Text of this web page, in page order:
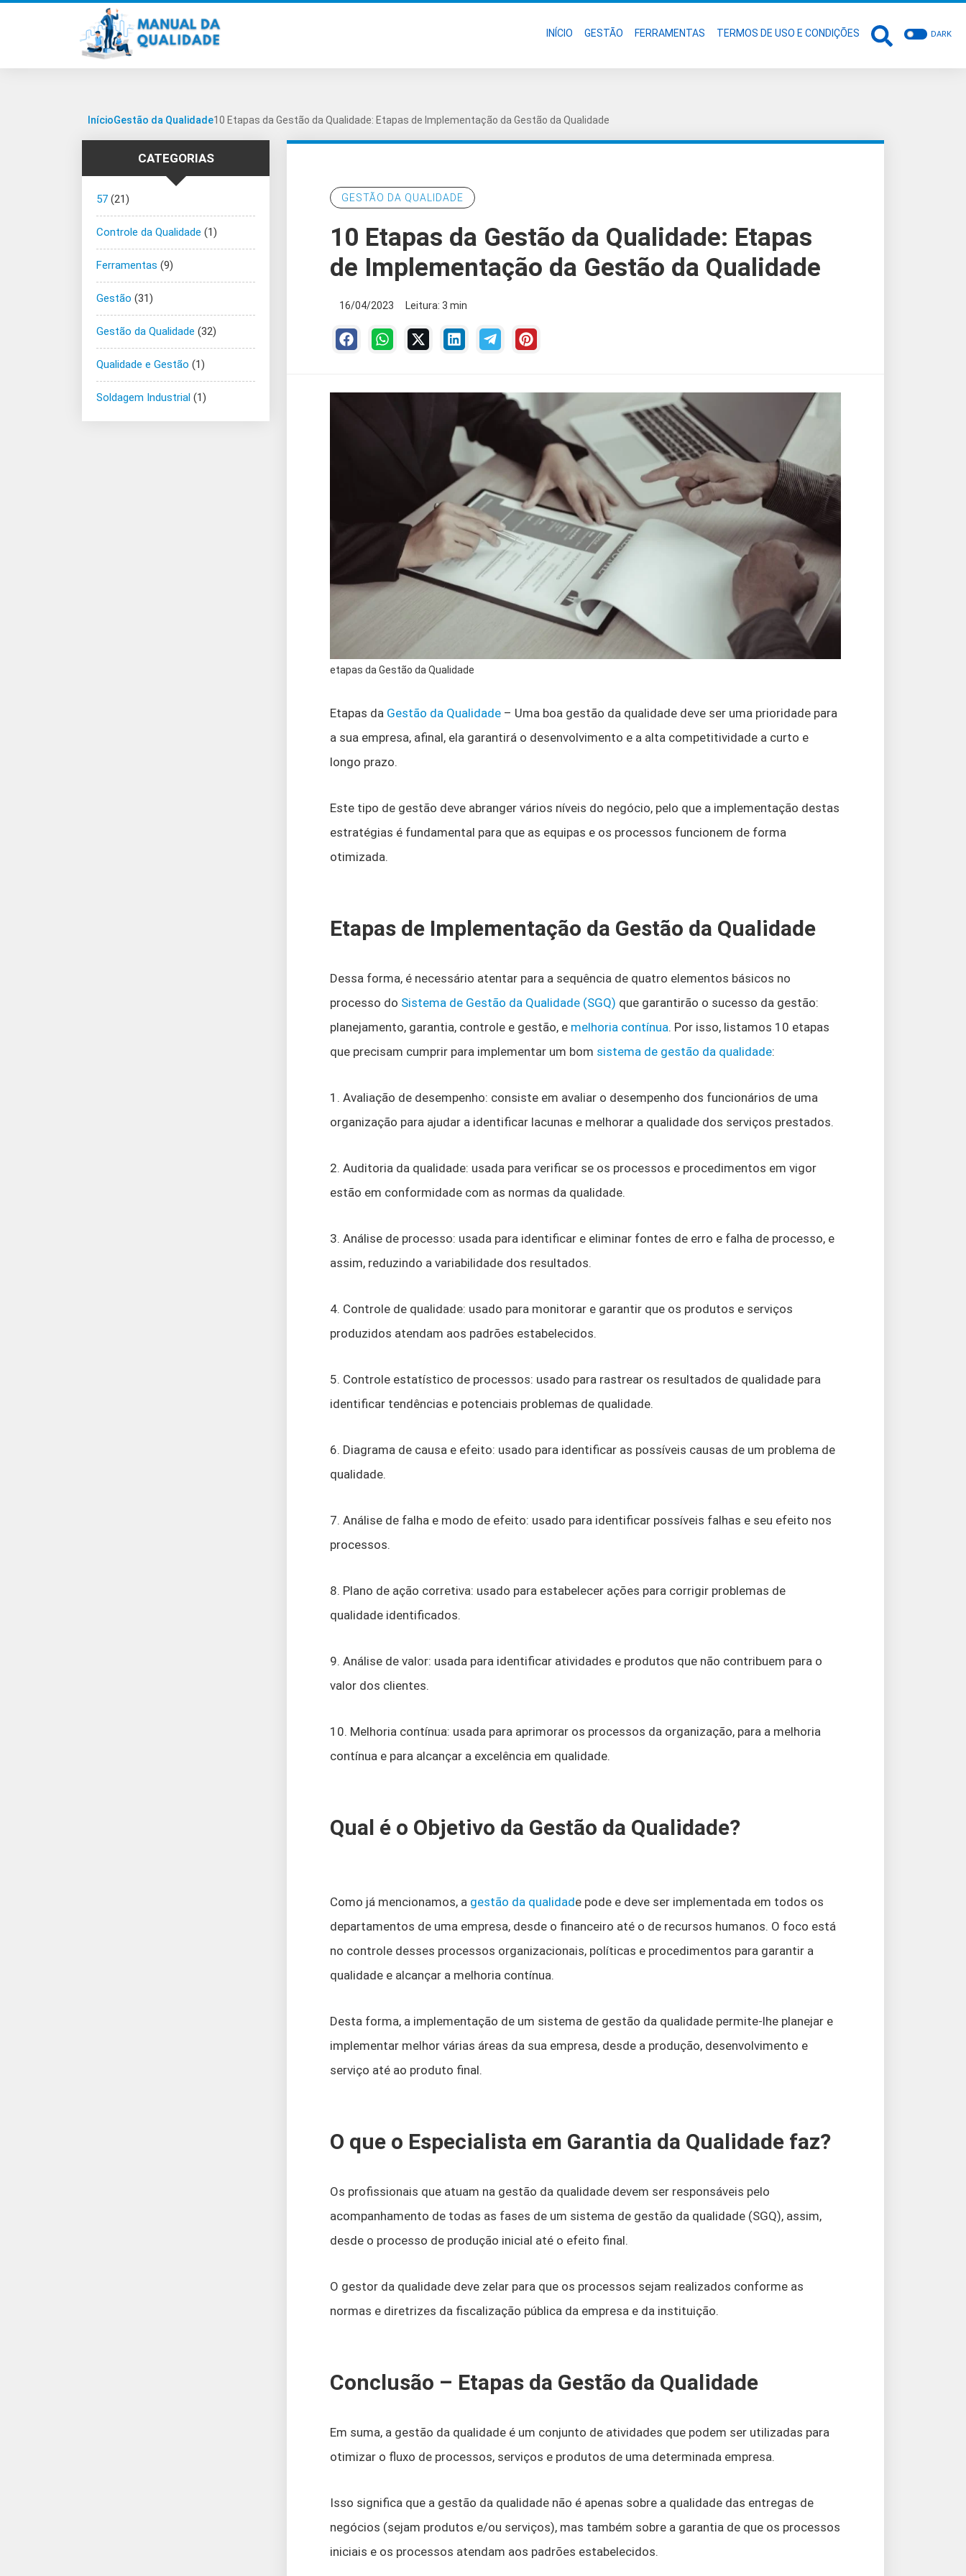
INÍCIO GESTÃO FERRAMENTAS TERMOS DE USO E CONDIÇÕES DARK
InícioGestão da Qualidade10 Etapas da Gestão da Qualidade: Etapas de Implementação da Gestão da Qualidade
GESTÃO DA QUALIDADE
10 Etapas da Gestão da Qualidade: Etapas
de Implementação da Gestão da Qualidade
16/04/2023 Leitura: 3 min
etapas da Gestão da Qualidade
Etapas da Gestão da Qualidade – Uma boa gestão da qualidade deve ser uma prioridade para
a sua empresa, afinal, ela garantirá o desenvolvimento e a alta competitividade a curto e
longo prazo.
Este tipo de gestão deve abranger vários níveis do negócio, pelo que a implementação destas
estratégias é fundamental para que as equipas e os processos funcionem de forma
otimizada.
Etapas de Implementação da Gestão da Qualidade
Dessa forma, é necessário atentar para a sequência de quatro elementos básicos no
processo do Sistema de Gestão da Qualidade (SGQ) que garantirão o sucesso da gestão:
planejamento, garantia, controle e gestão, e melhoria contínua. Por isso, listamos 10 etapas
que precisam cumprir para implementar um bom sistema de gestão da qualidade:
1. Avaliação de desempenho: consiste em avaliar o desempenho dos funcionários de uma
organização para ajudar a identificar lacunas e melhorar a qualidade dos serviços prestados.
2. Auditoria da qualidade: usada para verificar se os processos e procedimentos em vigor
estão em conformidade com as normas da qualidade.
3. Análise de processo: usada para identificar e eliminar fontes de erro e falha de processo, e
assim, reduzindo a variabilidade dos resultados.
4. Controle de qualidade: usado para monitorar e garantir que os produtos e serviços
produzidos atendam aos padrões estabelecidos.
5. Controle estatístico de processos: usado para rastrear os resultados de qualidade para
identificar tendências e potenciais problemas de qualidade.
6. Diagrama de causa e efeito: usado para identificar as possíveis causas de um problema de
qualidade.
7. Análise de falha e modo de efeito: usado para identificar possíveis falhas e seu efeito nos
processos.
8. Plano de ação corretiva: usado para estabelecer ações para corrigir problemas de
qualidade identificados.
9. Análise de valor: usada para identificar atividades e produtos que não contribuem para o
valor dos clientes.
10. Melhoria contínua: usada para aprimorar os processos da organização, para a melhoria
contínua e para alcançar a excelência em qualidade.
Qual é o Objetivo da Gestão da Qualidade?
Como já mencionamos, a gestão da qualidade pode e deve ser implementada em todos os
departamentos de uma empresa, desde o financeiro até o de recursos humanos. O foco está
no controle desses processos organizacionais, políticas e procedimentos para garantir a
qualidade e alcançar a melhoria contínua.
Desta forma, a implementação de um sistema de gestão da qualidade permite-lhe planejar e
implementar melhor várias áreas da sua empresa, desde a produção, desenvolvimento e
serviço até ao produto final.
O que o Especialista em Garantia da Qualidade faz?
Os profissionais que atuam na gestão da qualidade devem ser responsáveis ​​pelo
acompanhamento de todas as fases de um sistema de gestão da qualidade (SGQ), assim,
desde o processo de produção inicial até o efeito final.
O gestor da qualidade deve zelar para que os processos sejam realizados conforme as
normas e diretrizes da fiscalização pública da empresa e da instituição.
Conclusão – Etapas da Gestão da Qualidade
Em suma, a gestão da qualidade é um conjunto de atividades que podem ser utilizadas para
otimizar o fluxo de processos, serviços e produtos de uma determinada empresa.
Isso significa que a gestão da qualidade não é apenas sobre a qualidade das entregas de
negócios (sejam produtos e/ou serviços), mas também sobre a garantia de que os processos
iniciais e os processos atendam aos padrões estabelecidos.
CATEGORIAS
57 (21)
Controle da Qualidade (1)
Ferramentas (9)
Gestão (31)
Gestão da Qualidade (32)
Qualidade e Gestão (1)
Soldagem Industrial (1)